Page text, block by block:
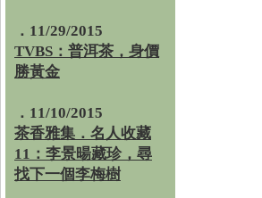
．11/29/2015
TVBS：普洱茶，身價
勝黃金
．11/10/2015
茶香雅集．名人收藏
11：李景暘藏珍，尋
找下一個李梅樹